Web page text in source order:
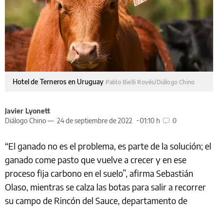
Hotel de Terneros en Uruguay Pablo Bielli Rovés/Diálogo Chino
Javier Lyonett
Diálogo Chino — 24 de septiembre de 2022 01:10 h 0
“El ganado no es el problema, es parte de la solución; el
ganado come pasto que vuelve a crecer y en ese
proceso fija carbono en el suelo”, afirma Sebastián
Olaso, mientras se calza las botas para salir a recorrer
su campo de Rincón del Sauce, departamento de